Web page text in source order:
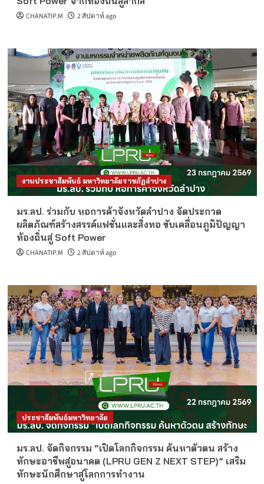
CHANATIP.M 2 สัปดาห์ ago
งานประชาสัมพันธ์ มหาวิทยาลัยราชภัฏลำปาง
มร.ลป. ร่วมกับ หอการค้าจังหวัดลำปาง จัดประกวด
ผลิตภัณฑ์สร้างสรรค์แฟชั่นและสิ่งทอ ขับเคลื่อนภูมิปัญญา
ท้องถิ่นสู่ Soft Power
CHANATIP.M 2 สัปดาห์ ago
ประชาสัมพันธ์มหาวิทยาลัย
มร.ลป. จัดกิจกรรม “เปิดโลกกิจกรรม ค้นหาตัวตน สร้าง
ทักษะอาชีพสู่อนาคต (LPRU GEN Z NEXT STEP)” เสริม
ทักษะนักศึกษาสู่โลกการทำงาน